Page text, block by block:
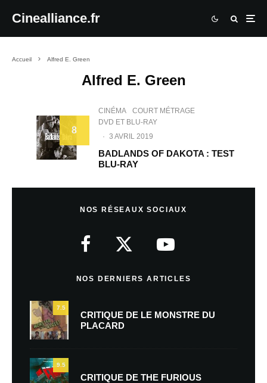
Cinealliance.fr
Accueil Alfred E. Green
Alfred E. Green
8
CINÉMA
COURT MÉTRAGE
DVD ET BLU-RAY
· 3 AVRIL 2019
BADLANDS OF DAKOTA : TEST
BLU-RAY
NOS RÉSEAUX SOCIAUX
NOS DERNIERS ARTICLES
7.5
CRITIQUE DE LE MONSTRE DU
PLACARD
9.5
CRITIQUE DE THE FURIOUS